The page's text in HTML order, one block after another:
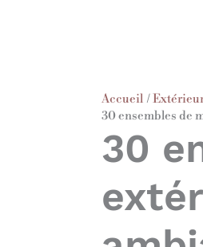
Accueil
30 ensembles de
30